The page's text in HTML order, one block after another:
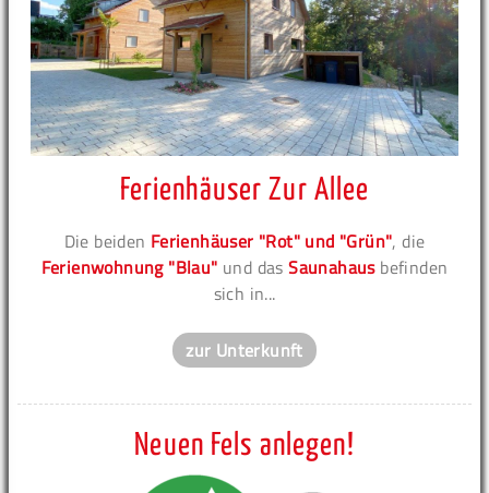
Ferienhäuser Zur Allee
Die beiden Ferienhäuser "Rot" und "Grün", die
Ferienwohnung "Blau" und dasSaunahausbefinden
sich in...
zur Unterkunft
Neuen Fels anlegen!